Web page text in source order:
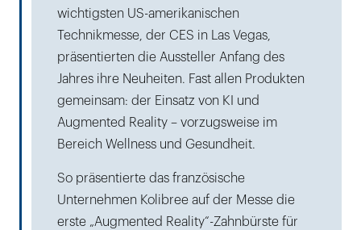
wichtigsten US-amerikanischen
Technikmesse, der CES in Las Vegas,
präsentierten die Aussteller Anfang des
Jahres ihre Neuheiten. Fast allen Produkten
gemeinsam: der Einsatz von KI und
Augmented Reality – vorzugsweise im
Bereich Wellness und Gesundheit.
So präsentierte das französische
Unternehmen Kolibree auf der Messe die
erste „Augmented Reality“-Zahnbürste für